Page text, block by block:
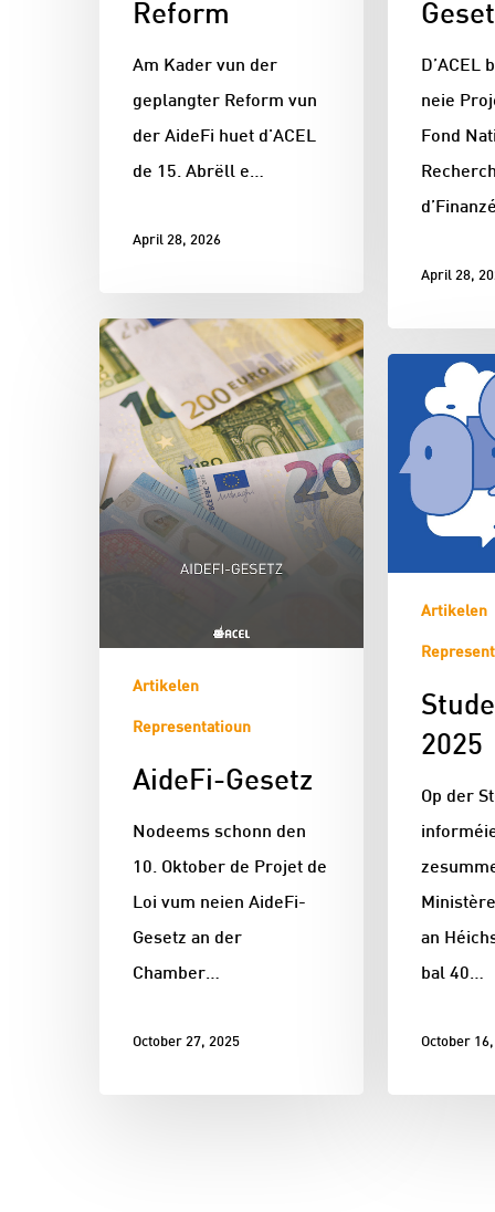
Reform
Am Kader vun der
geplangter Reform vun
der AideFi huet d'ACEL
de 15. Abrëll e…
April 28, 2026
D’ACEL
neie
Fond
April 28,
Artikelen
Representatioun
AideFi-Gesetz
Nodeems schonn den
10. Oktober de Projet de
Loi vum neien AideFi-
Gesetz an der
Chamber…
October 27, 2025
Artikelen
2025
Op der
an
bal 40…
October